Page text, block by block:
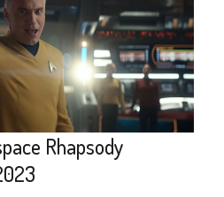
Rhapsody